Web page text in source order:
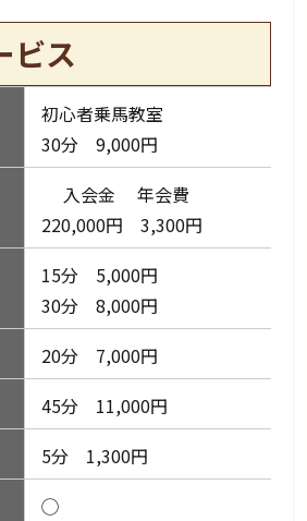
ビス
初心者乗馬教室
30分 9,000円
入会金 年会費
220,000円 3,300円
15分 5,000円
30分 8,000円
20分 7,000円
45分 11,000円
5分 1,300円
◯